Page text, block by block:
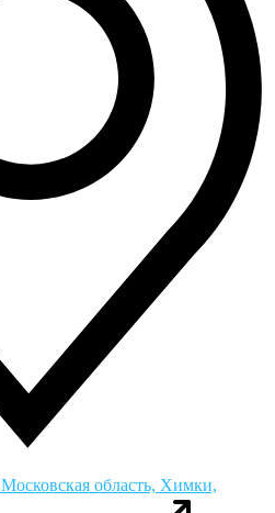
Московская область, Химки,